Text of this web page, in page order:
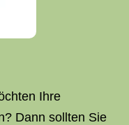
Ihre
Dann sollten Sie